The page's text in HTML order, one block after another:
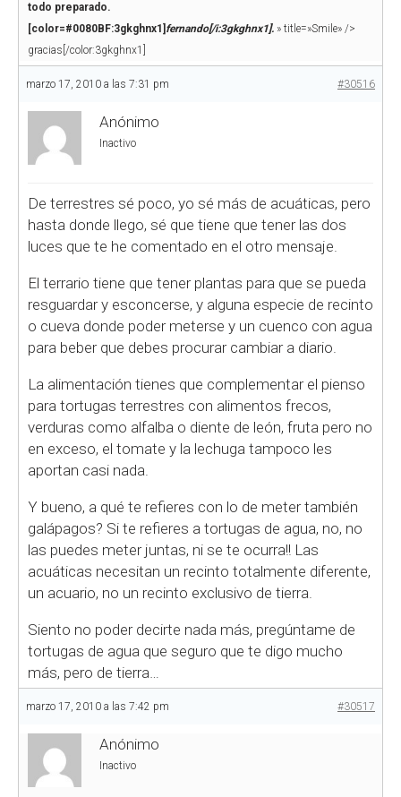
todo preparado.
[color=#0080BF:3gkghnx1] fernando[/i:3gkghnx1]. » title=»Smile» />
gracias[/color:3gkghnx1]
marzo 17, 2010 a las 7:31 pm #30516
Anónimo
Inactivo
De terrestres sé poco, yo sé más de acuáticas, pero
hasta donde llego, sé que tiene que tener las dos
luces que te he comentado en el otro mensaje.
El terrario tiene que tener plantas para que se pueda
resguardar y esconcerse, y alguna especie de recinto
o cueva donde poder meterse y un cuenco con agua
para beber que debes procurar cambiar a diario.
La alimentación tienes que complementar el pienso
para tortugas terrestres con alimentos frecos,
verduras como alfalba o diente de león, fruta pero no
en exceso, el tomate y la lechuga tampoco les
aportan casi nada.
Y bueno, a qué te refieres con lo de meter también
galápagos? Si te refieres a tortugas de agua, no, no
las puedes meter juntas, ni se te ocurra!! Las
acuáticas necesitan un recinto totalmente diferente,
un acuario, no un recinto exclusivo de tierra.
Siento no poder decirte nada más, pregúntame de
tortugas de agua que seguro que te digo mucho
más, pero de tierra…
marzo 17, 2010 a las 7:42 pm #30517
Anónimo
Inactivo